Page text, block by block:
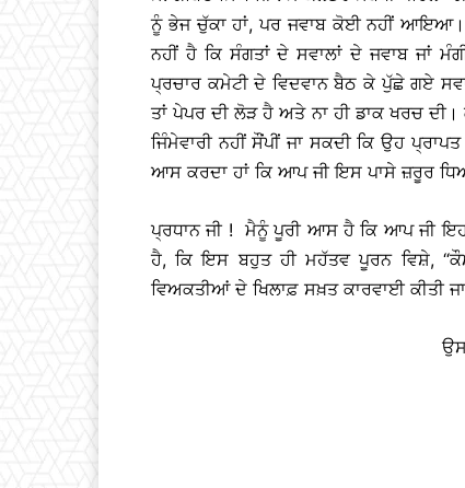
ਨੂੰ ਭੇਜ ਚੁੱਕਾ ਹਾਂ, ਪਰ ਜਵਾਬ ਕੋਈ ਨਹੀਂ ਆਇਆ।
ਨਹੀਂ ਹੈ ਕਿ ਸੰਗਤਾਂ ਦੇ ਸਵਾਲਾਂ ਦੇ ਜਵਾਬ ਜਾਂ
ਪ੍ਰਚਾਰ ਕਮੇਟੀ ਦੇ ਵਿਦਵਾਨ ਬੈਠ ਕੇ ਪੁੱਛੇ ਗਏ
ਤਾਂ ਪੇਪਰ ਦੀ ਲੋੜ ਹੈ ਅਤੇ ਨਾ ਹੀ ਡਾਕ ਖਰਚ
ਜਿੰਮੇਵਾਰੀ ਨਹੀਂ ਸੌਂਪੀਂ ਜਾ ਸਕਦੀ ਕਿ ਉਹ
ਆਸ ਕਰਦਾ ਹਾਂ ਕਿ ਆਪ ਜੀ ਇਸ ਪਾਸੇ ਜ਼ਰੂਰ
ਪ੍ਰਧਾਨ ਜੀ ! ਮੈਨੂੰ ਪੂਰੀ ਆਸ ਹੈ ਕਿ ਆਪ ਜੀ
ਹੈ, ਕਿ ਇਸ ਬਹੁਤ ਹੀ ਮਹੱਤਵ ਪੂਰਨ ਵਿਸ਼ੇ,
ਵਿਅਕਤੀਆਂ ਦੇ ਖਿਲਾਫ਼ ਸਖ਼ਤ ਕਾਰਵਾਈ ਕੀਤੀ